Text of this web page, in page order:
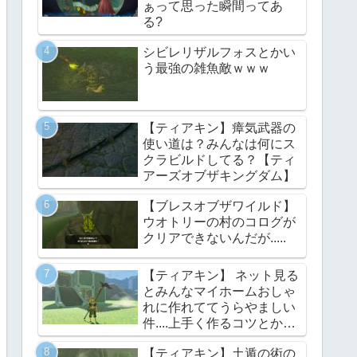
ぁって思った瞬間ってあ
る?
シビレリザルフォスとかい
う最強の雑魚敵ｗｗｗ
【ティアキン】瘴気武器の
使い道は？みんなは何にス
クラビルドしてる？【ティ
アーズオブザキングダム】
【ブレスオブザワイルド】
ウオトリーの村のコログが
クリアできないんだが.....
【ティアキン】 ネット見る
とみんなマイホームおしゃ
れに作れててうらやましい
件....上手く作るコツとかあ
る？【ティアーズオブザキ
【ティアキン】土遁の術の